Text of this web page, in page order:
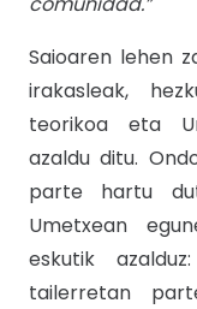
Saioaren lehen
irakasleak,
teorikoa eta
azaldu ditu.
parte hartu
Umetxean
eskutik
tailerretan